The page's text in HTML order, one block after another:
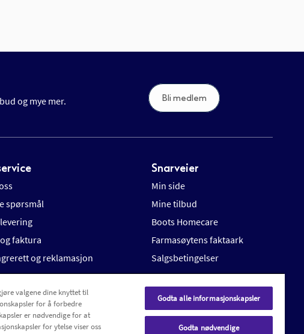
og mye mer. Bli medlem
spørsmål
faktura
og reklamasjon
Snarveier
Min side
Mine tilbud
Boots Homecare
Farmasøytens faktaark
Salgsbetingelser
valgene dine knyttet til
for å forbedre
er nødvendige for at
for ytelse viser oss
Godta alle informasjonskapsler
Godta nødvendige